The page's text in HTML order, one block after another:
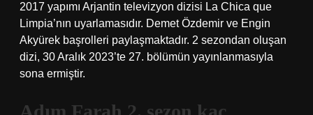
2017 yapımı Arjantin televizyon dizisi La Chica que
Limpia’nın uyarlamasıdır. Demet Özdemir ve Engin
Akyürek başrolleri paylaşmaktadır. 2 sezondan oluşan
dizi, 30 Aralık 2023’te 27. bölümün yayınlanmasıyla
sona ermiştir.